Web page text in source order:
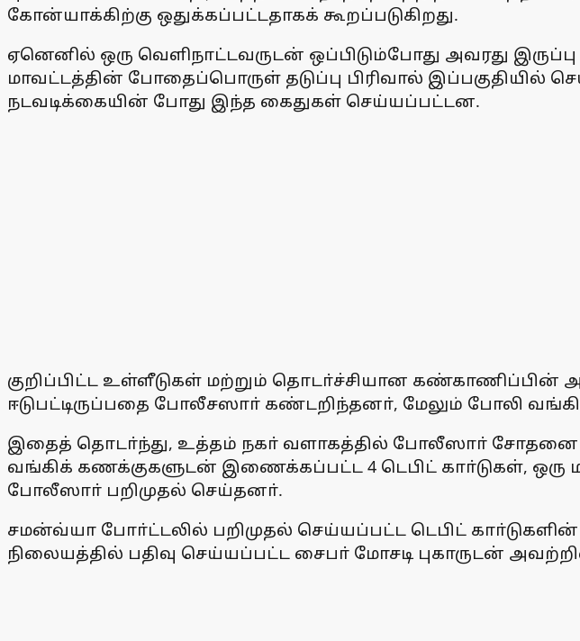
கோன்யாக்கிற்கு ஒதுக்கப்பட்டதாகக் கூறப்படுகிறது.
ஏனெனில் ஒரு வெளிநாட்டவருடன் ஒப்பிடும்போது அவரது
மாவட்டத்தின் போதைப்பொருள் தடுப்பு பிரிவால்
நடவடிக்கையின் போது இந்த கைதுகள் செய்யப்பட்டன.
குறிப்பிட்ட உள்ளீடுகள் மற்றும் தொடா்ச்சியான கண்காணிப்பின்
ஈடுபட்டிருப்பதை போலீசஸாா் கண்டறிந்தனா், மேலும் போலி
இதைத் தொடா்ந்து, உத்தம் நகா் வளாகத்தில் போலீஸாா் சோதனை
வங்கிக் கணக்குகளுடன் இணைக்கப்பட்ட 4 டெபிட் காா்டுகள்,
போலீஸாா் பறிமுதல் செய்தனா்.
சமன்வ்யா போா்ட்டலில் பறிமுதல் செய்யப்பட்ட டெபிட் காா்டுகளின்
நிலையத்தில் பதிவு செய்யப்பட்ட சைபா் மோசடி புகாருடன்